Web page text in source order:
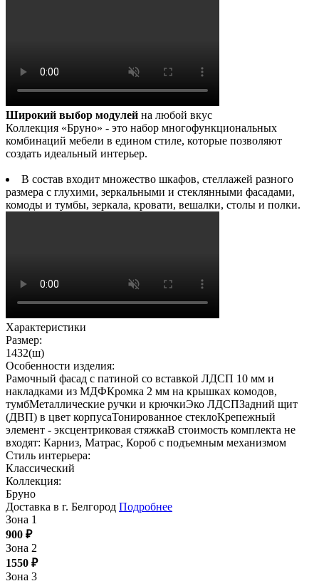
Широкий выбор модулей на любой вкус
Коллекция «Бруно» - это набор многофункциональных
комбинаций мебели в едином стиле, которые позволяют
создать идеальный интерьер.
В состав входит множество шкафов, стеллажей разного
размера с глухими, зеркальными и стеклянными фасадами,
комоды и тумбы, зеркала, кровати, вешалки, столы и полки.
Характеристики
Размер:
1432(ш)
Особенности изделия:
Рамочный фасад с патиной со вставкой ЛДСП 10 мм и
накладками из МДФКромка 2 мм на крышках комодов,
тумбМеталлические ручки и крючкиЭко ЛДСПЗадний щит
(ДВП) в цвет корпусаТонированное стеклоКрепежный
элемент - эксцентриковая стяжкаВ стоимость комплекта не
входят: Карниз, Матрас, Короб с подъемным механизмом
Стиль интерьера:
Классический
Коллекция:
Бруно
Доставка в г. Белгород Подробнее
Зона 1
900 ₽
Зона 2
1550 ₽
Зона 3